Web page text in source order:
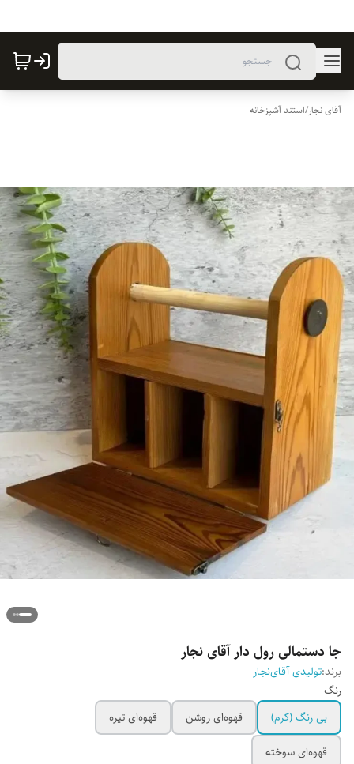
آقای نجار/استند آشپزخانه
جا دستمالی رول دار آقای نجار
برند:تولیدی آقای‌نجار
رنگ
بی رنگ (کرم)
قهوه‌ای روشن
قهوه‌ای تیره
قهوه‌ای سوخته